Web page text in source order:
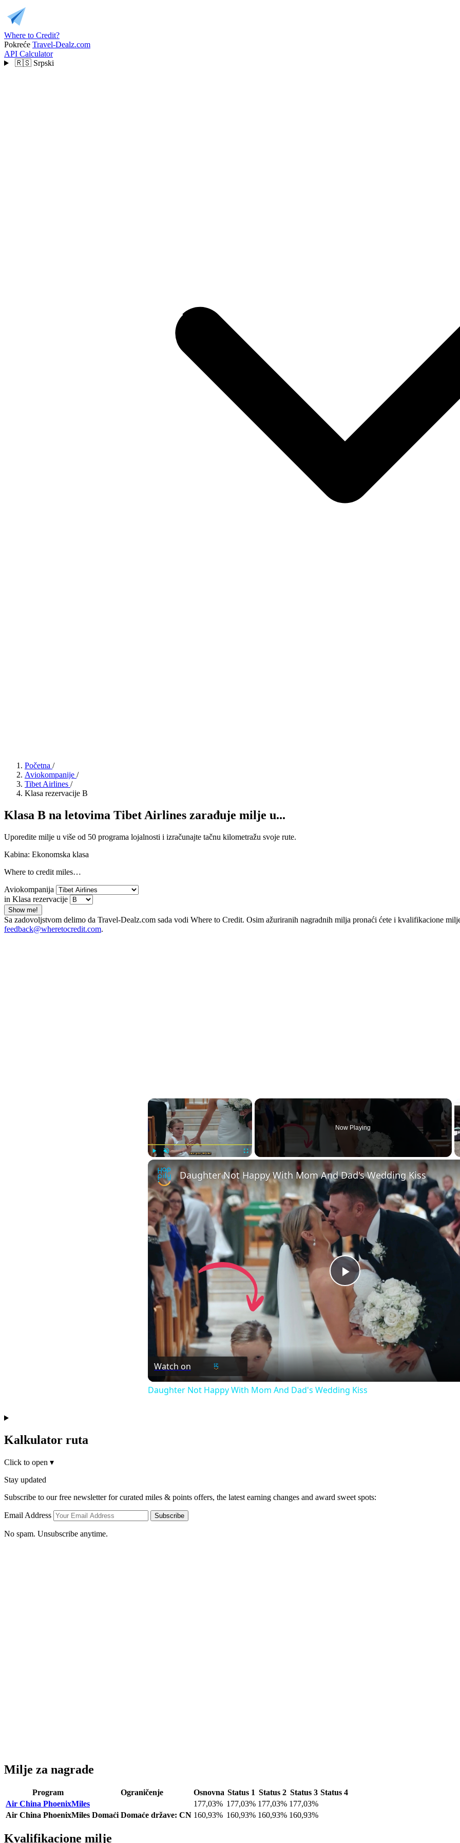
Where to Credit?
Pokreće Travel-Dealz.com
API Calculator
🇷🇸 Srpski
Početna /
Aviokompanije /
Tibet Airlines /
Klasa rezervacije B
Klasa B na letovima Tibet Airlines zarađuje milje u...
Uporedite milje u više od 50 programa lojalnosti i izračunajte tačnu kilometražu svoje rute.
Kabina: Ekonomska klasa
Where to credit miles…
Aviokompanija
in Klasa rezervacije
Show me!
Sa zadovoljstvom delimo da Travel-Dealz.com sada vodi Where to Credit. Osim ažuriranih nagradnih milja pronaći ćete i kvalifikacione
feedback@wheretocredit.com.
×
Now Playing
Play
Video
Daughter Not Happy With Mom And Dad's Wedding Kiss
Watch on
Daughter Not Happy With Mom And Dad's Wedding Kiss
Kalkulator ruta
Click to open ▾
Stay updated
Subscribe to our free newsletter for curated miles & points offers, the latest earning changes and award sweet spots:
Email Address Subscribe
No spam. Unsubscribe anytime.
Milje za nagrade
Program Ograničenje Osnovna Status 1 Status 2 Status 3 Status 4
Air China PhoenixMiles
177,03% 177,03% 177,03% 177,03%
Air China PhoenixMiles Domaći Domaće države: CN 160,93% 160,93% 160,93% 160,93%
Kvalifikacione milje